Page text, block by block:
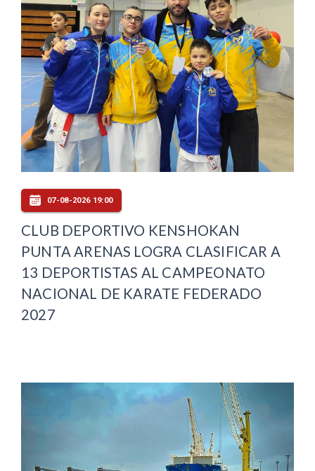
07-08-2026 19:00
CLUB DEPORTIVO KENSHOKAN
PUNTA ARENAS LOGRA CLASIFICAR A
13 DEPORTISTAS AL CAMPEONATO
NACIONAL DE KARATE FEDERADO
2027